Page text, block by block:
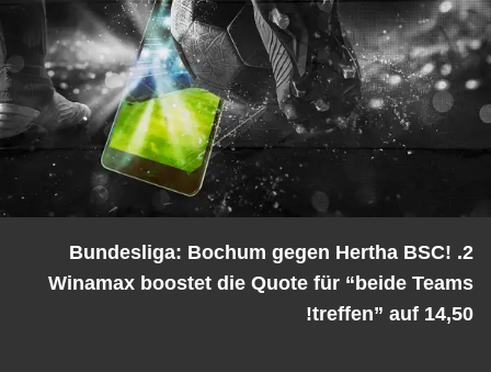
2. Bundesliga: Bochum gegen Hertha BSC!
Winamax boostet die Quote für “beide Teams
treffen” auf 14,50!